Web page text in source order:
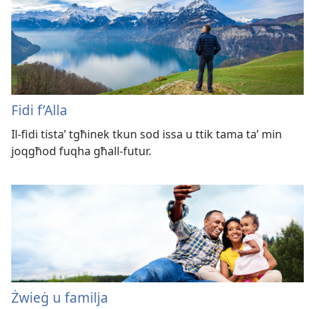
Fidi f’Alla
Il-fidi tistaʼ tgħinek tkun sod issa u ttik tama taʼ min
joqgħod fuqha għall-futur.
Żwieġ u familja